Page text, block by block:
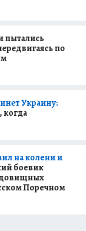
пытались
по
Украину:
когда
на колени и
боевик
Поречном